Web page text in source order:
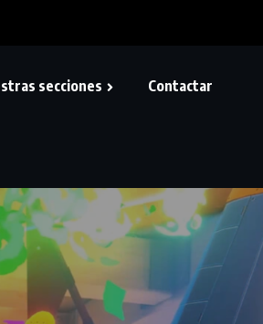
secciones Contactar